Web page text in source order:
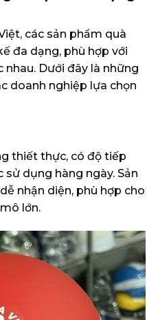
các sản phẩm quà
đa dạng, phù hợp với
Dưới đây là những
doanh nghiệp lựa chọn
thiết thực, có độ tiếp
dụng hàng ngày. Sản
nhận diện, phù hợp cho
lớn.